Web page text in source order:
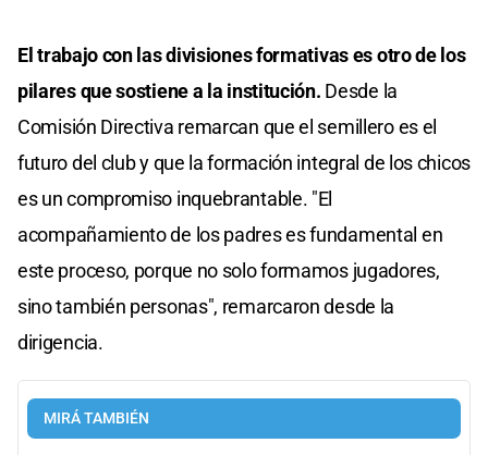
El trabajo con las divisiones formativas es otro de los
pilares que sostiene a la institución. Desde la
Comisión Directiva remarcan que el semillero es el
futuro del club y que la formación integral de los chicos
es un compromiso inquebrantable. "El
acompañamiento de los padres es fundamental en
este proceso, porque no solo formamos jugadores,
sino también personas", remarcaron desde la
dirigencia.
MIRÁ TAMBIÉN